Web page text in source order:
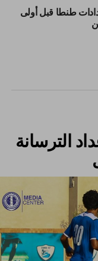
طنطا قبل أولى
الترسانة